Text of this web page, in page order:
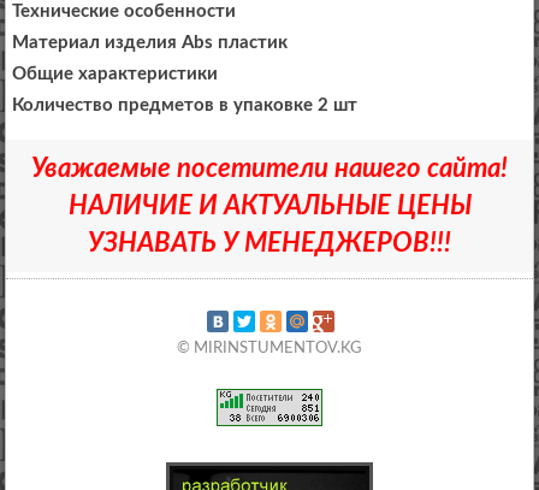
Технические особенности
Материал изделия Abs пластик
Общие характеристики
Количество предметов в упаковке 2 шт
Уважаемые посетители нашего сайта!
НАЛИЧИЕ И АКТУАЛЬНЫЕ ЦЕНЫ
УЗНАВАТЬ У МЕНЕДЖЕРОВ!!!
© MIRINSTUMENTOV.KG